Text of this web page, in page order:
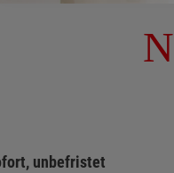
unbefristet